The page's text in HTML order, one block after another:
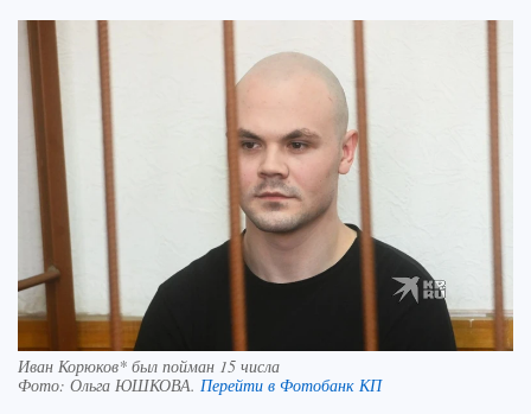
Иван Корюков* был пойман 15 числа
Фото: Ольга ЮШКОВА. Перейти в Фотобанк КП